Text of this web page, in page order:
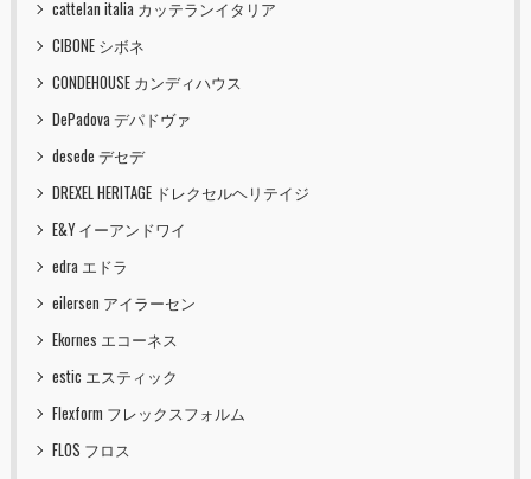
cattelan italia カッテランイタリア
CIBONE シボネ
CONDEHOUSE カンディハウス
DePadova デパドヴァ
desede デセデ
DREXEL HERITAGE ドレクセルヘリテイジ
E&Y イーアンドワイ
edra エドラ
eilersen アイラーセン
Ekornes エコーネス
estic エスティック
Flexform フレックスフォルム
FLOS フロス